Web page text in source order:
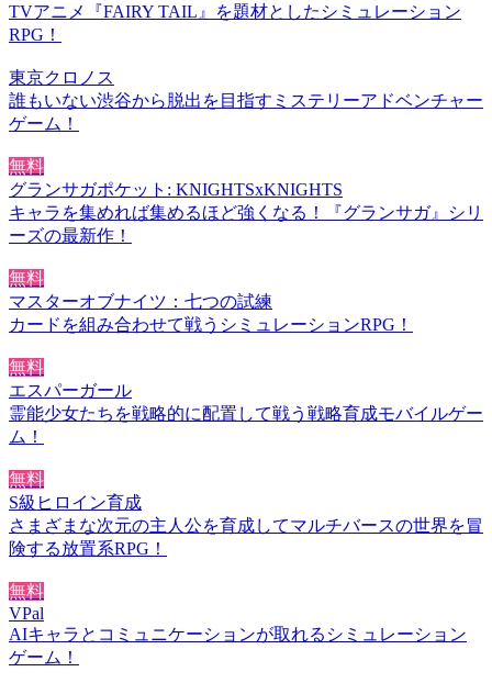
TVアニメ『FAIRY TAIL』を題材としたシミュレーション
RPG！
東京クロノス
誰もいない渋谷から脱出を目指すミステリーアドベンチャー
ゲーム！
無料
グランサガポケット: KNIGHTSxKNIGHTS
キャラを集めれば集めるほど強くなる！『グランサガ』シリ
ーズの最新作！
無料
マスターオブナイツ：七つの試練
カードを組み合わせて戦うシミュレーションRPG！
無料
エスパーガール
霊能少女たちを戦略的に配置して戦う戦略育成モバイルゲー
ム！
無料
S級ヒロイン育成
さまざまな次元の主人公を育成してマルチバースの世界を冒
険する放置系RPG！
無料
VPal
AIキャラとコミュニケーションが取れるシミュレーション
ゲーム！